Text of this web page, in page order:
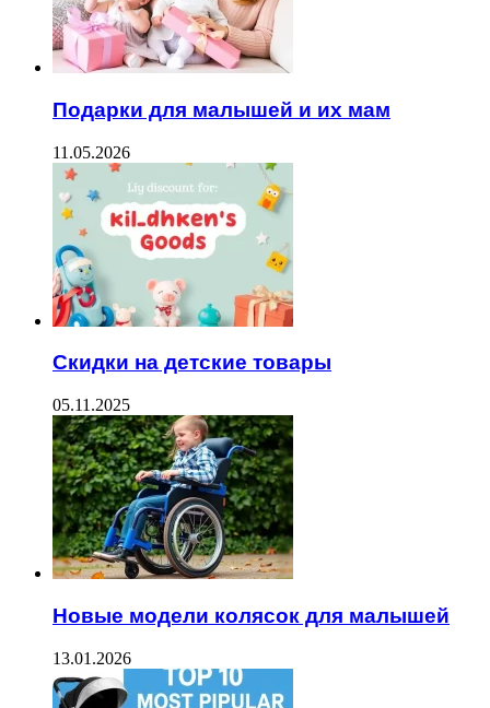
Подарки для малышей и их мам
11.05.2026
Скидки на детские товары
05.11.2025
Новые модели колясок для малышей
13.01.2026